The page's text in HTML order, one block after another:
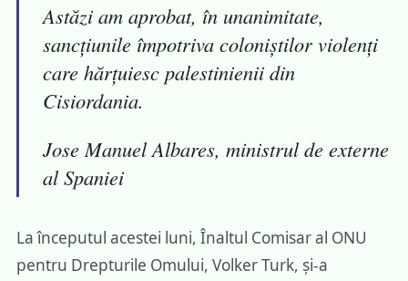
Astăzi am aprobat, în unanimitate,
sancțiunile împotriva coloniștilor violenți
care hărțuiesc palestinienii din
Cisiordania.
Jose Manuel Albares, ministrul de externe
al Spaniei
La începutul acestei luni, Înaltul Comisar al ONU
pentru Drepturile Omului, Volker Turk, și-a